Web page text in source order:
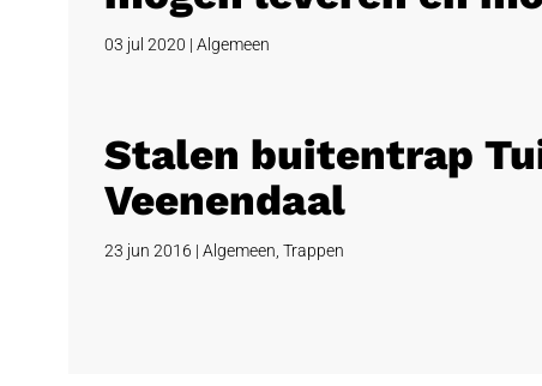
03 jul 2020 | Algemeen
Stalen buitentrap
Veenendaal
23 jun 2016 | Algemeen Trappen